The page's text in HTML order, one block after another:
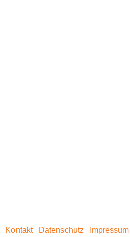
Kontakt Datenschutz Impressum